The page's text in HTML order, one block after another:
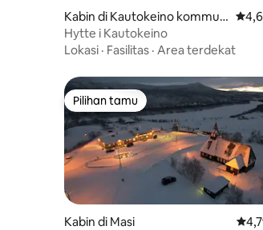
Kabin di Kautokeino kommun
e
Nilai
Hytte i Kautokeino
Lokasi · Fasilitas · Area terdekat
Pilihan tamu
Pilihan tamu
Kabin di Masi Nilai